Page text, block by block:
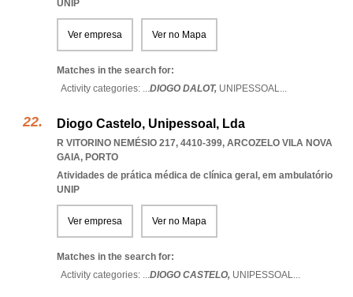
UNIP
Ver empresa Ver no Mapa
Matches in the search for:
Activity categories: ...DIOGO DALOT, UNIPESSOAL...
Diogo Castelo, Unipessoal, Lda
R VITORINO NEMÉSIO 217, 4410-399, ARCOZELO VILA NOVA
GAIA, PORTO
Atividades de prática médica de clínica geral, em ambulatório
UNIP
Ver empresa Ver no Mapa
Matches in the search for:
Activity categories: ...DIOGO CASTELO, UNIPESSOAL...